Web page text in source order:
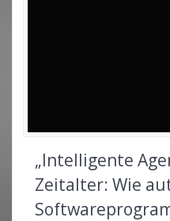
„Intelligente
Zeitalter: Wie